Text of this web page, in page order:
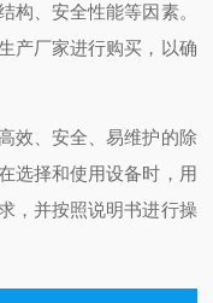
构、安全性能等因素。
产厂家进行购买，以确
效、安全、易维护的除
选择和使用设备时，用
，并按照说明书进行操